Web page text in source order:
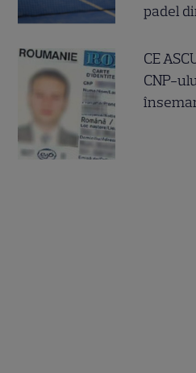
padel
CE
CNP-